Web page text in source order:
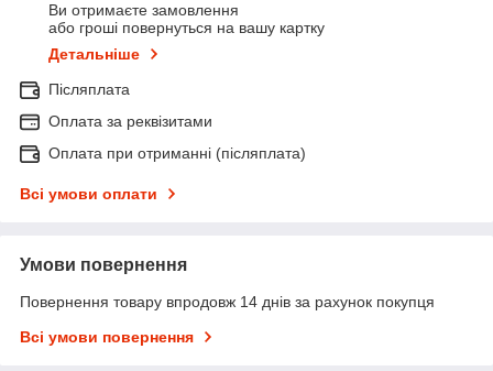
Ви отримаєте замовлення
або гроші повернуться на вашу картку
Детальніше
Післяплата
Оплата за реквізитами
Оплата при отриманні (післяплата)
Всі умови оплати
Умови повернення
Повернення товару впродовж 14 днів за рахунок покупця
Всі умови повернення